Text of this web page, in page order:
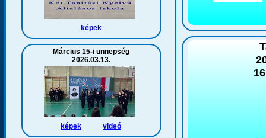
képek
Március 15-i ünnepség
2026.03.13.
képek videó